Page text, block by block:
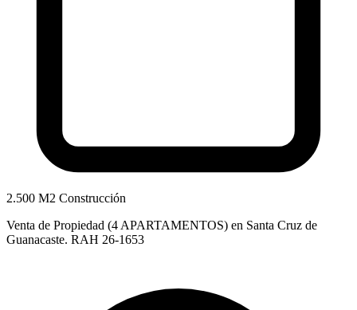
2.500 M2 Construcción
Venta de Propiedad (4 APARTAMENTOS) en Santa Cruz de
Guanacaste. RAH 26-1653